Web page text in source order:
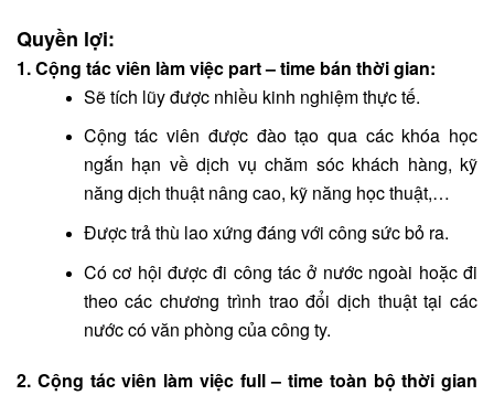
Quyền lợi:
1. Cộng tác viên làm việc part – time bán thời gian:
Sẽ tích lũy được nhiều kinh nghiệm thực tế.
Cộng tác viên được đào tạo qua các khóa học
ngắn hạn về dịch vụ chăm sóc khách hàng, kỹ
năng dịch thuật nâng cao, kỹ năng học thuật,…
Được trả thù lao xứng đáng với công sức bỏ ra.
Có cơ hội được đi công tác ở nước ngoài hoặc đi
theo các chương trình trao đổi dịch thuật tại các
nước có văn phòng của công ty.
2. Cộng tác viên làm việc full – time toàn bộ thời gian